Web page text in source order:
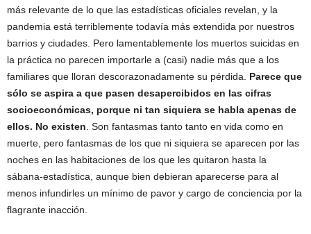
más relevante de lo que las estadísticas oficiales revelan, y la
pandemia está terriblemente todavía más extendida por nuestros
barrios y ciudades. Pero lamentablemente los muertos suicidas en
la práctica no parecen importarle a (casi) nadie más que a los
familiares que lloran descorazonadamente su pérdida. Parece que
sólo se aspira a que pasen desapercibidos en las cifras
socioeconómicas, porque ni tan siquiera se habla apenas de
ellos. No existen. Son fantasmas tanto tanto en vida como en
muerte, pero fantasmas de los que ni siquiera se aparecen por las
noches en las habitaciones de los que les quitaron hasta la
sábana-estadística, aunque bien debieran aparecerse para al
menos infundirles un mínimo de pavor y cargo de conciencia por la
flagrante inacción.